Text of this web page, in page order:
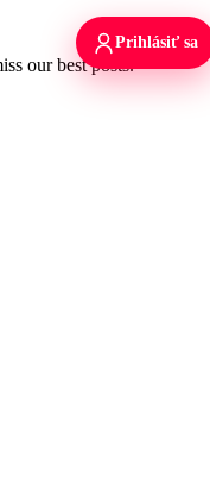
our best posts.
Prihlásiť sa